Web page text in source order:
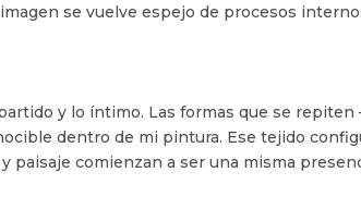
se vuelve espejo de procesos
y lo íntimo. Las formas que se
dentro de mi pintura. Ese tejido
paisaje comienzan a ser una misma